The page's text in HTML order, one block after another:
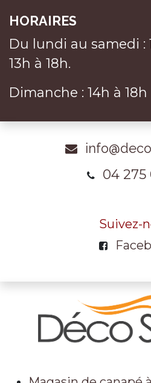
HORAIRES
Du lundi au samedi :
13h à 18h.
Dimanche : 14h à 18h
04 275
Suivez-